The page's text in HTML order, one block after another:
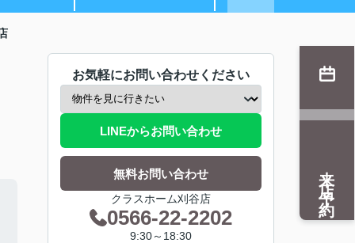
お気軽にお問い合わせください
LINEからお問い合わせ
無料お問い合わせ
クラスホーム刈谷店
0566-22-2202
9:30～18:30
来店予約